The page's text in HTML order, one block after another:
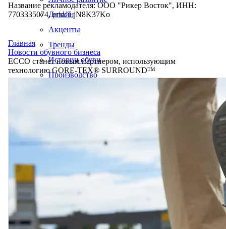
Дизайн
Акценты
Тренды
Истории обуви
Производство
Название рекламодателя: ООО "Рикер Восток", ИНН:
7703335074, erid: LjN8K37Ko
Главная
Новости обувного бизнеса
ECCO станет новым партнером, использующим
технологию GORE-TEX® SURROUND™